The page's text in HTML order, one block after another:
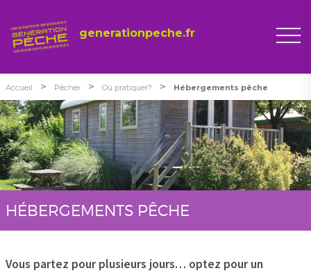
generationpeche.fr
Accueil > Pêcher > Où pratiquer? > Hébergements pêche
HÉBERGEMENTS PÊCHE
Vous partez pour plusieurs jours… optez pour un